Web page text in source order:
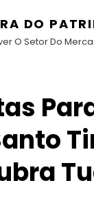
DO
O Setor Do